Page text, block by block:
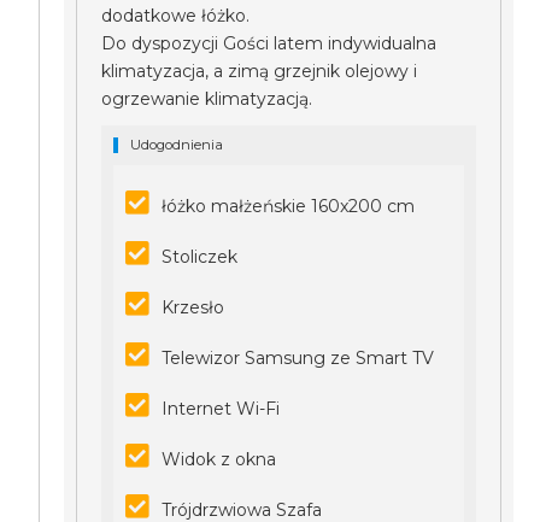
dodatkowe łóżko.
Do dyspozycji Gości latem indywidualna
klimatyzacja, a zimą grzejnik olejowy i
ogrzewanie klimatyzacją.
Udogodnienia
łóżko małżeńskie 160x200 cm
Stoliczek
Krzesło
Telewizor Samsung ze Smart TV
Internet Wi-Fi
Widok z okna
Trójdrzwiowa Szafa